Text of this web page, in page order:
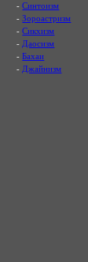
-Синтоизм
-Зороастризм
-Сикхизм
- Даосизм
-Бахаи
- Джайнизм